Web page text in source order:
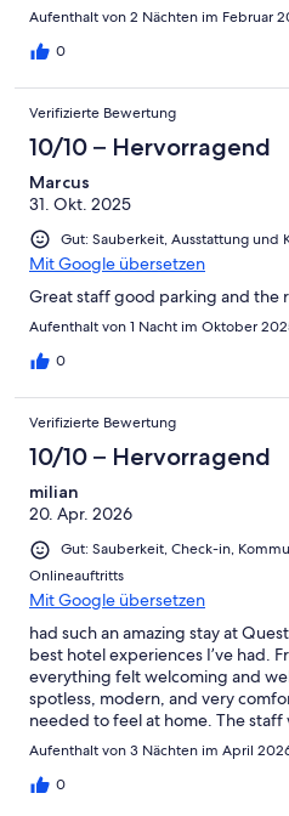
Aufenthalt von 2 Nächten im Februar
0
Verifizierte Bewertung
10/10 – Hervorragend
Marcus
31. Okt. 2025
Gut: Sauberkeit, Ausstattung und
Mit Google übersetzen
Great staff good parking and the
Aufenthalt von 1 Nacht im Oktober
0
Verifizierte Bewertung
10/10 – Hervorragend
milian
20. Apr. 2026
Gut: Sauberkeit, Check-in,
Onlineauftritts
Mit Google übersetzen
had such an amazing stay at
best hotel experiences I’ve had.
everything felt welcoming and
spotless, modern, and very
needed to feel at home. The
helpful, always going the extra
comfortable. The location is also
restaurants, and everything you
Aufenthalt von 3 Nächten im April
0